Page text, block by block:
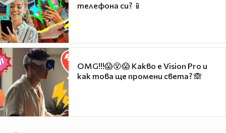
телефона си? 📱
OMG!!!😱😵😱 Какво е Vision Pro и
как това ще промени света? 🙈